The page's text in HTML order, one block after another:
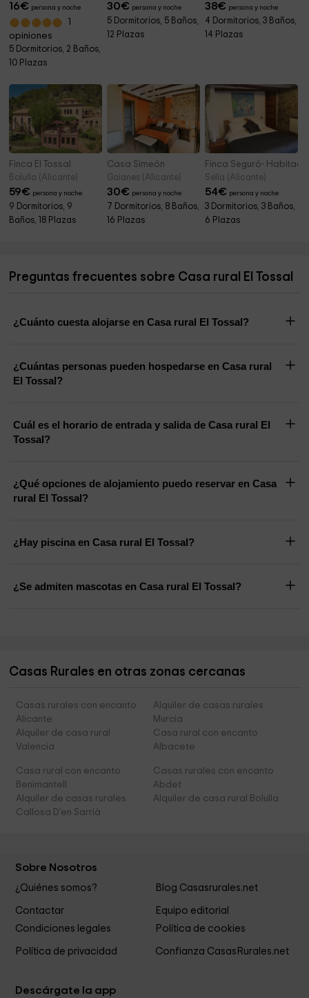
16€ persona y noche
opiniones
5 Dormitorios, 2 Baños,
10 Plazas
30€ persona y noche
5 Dormitorios, 5 Baños,
12 Plazas
38€ persona y noche
4 Dormitorios, 3 Baños,
14 Plazas
Finca El Tossal
Bolulla (Alicante)
59€ persona y noche
9 Dormitorios, 9
Baños, 18 Plazas
Casa Simeón
Gaianes (Alicante)
30€ persona y noche
7 Dormitorios, 8 Baños,
16 Plazas
Finca Seguró-
Sella (Alicante)
54€ persona y noche
3 Dormitorios, 3 Baños,
6 Plazas
Preguntas frecuentes sobre Casa rural El Tossal
¿Cuánto cuesta alojarse en Casa rural El Tossal?
¿Cuántas personas pueden hospedarse en Casa rural
El Tossal?
Cuál es el horario de entrada y salida de Casa rural El
Tossal?
¿Qué opciones de alojamiento puedo reservar en Casa
rural El Tossal?
¿Hay piscina en Casa rural El Tossal?
¿Se admiten mascotas en Casa rural El Tossal?
Casas Rurales en otras zonas cercanas
Casas rurales con encanto
Alicante
Alquiler de casas rurales
Murcia
Alquiler de casa rural
Valencia
Casa rural con encanto
Albacete
Casa rural con encanto
Benimantell
Casas rurales con encanto
Abdet
Alquiler de casas rurales
Callosa D'en Sarrià
Alquiler de casa rural Bolulla
Sobre Nosotros
¿Quiénes somos? Blog Casasrurales.net
Contactar
Equipo editorial
Condiciones legales
Política de cookies
Política de privacidad Confianza CasasRurales.net
Descárgate la app